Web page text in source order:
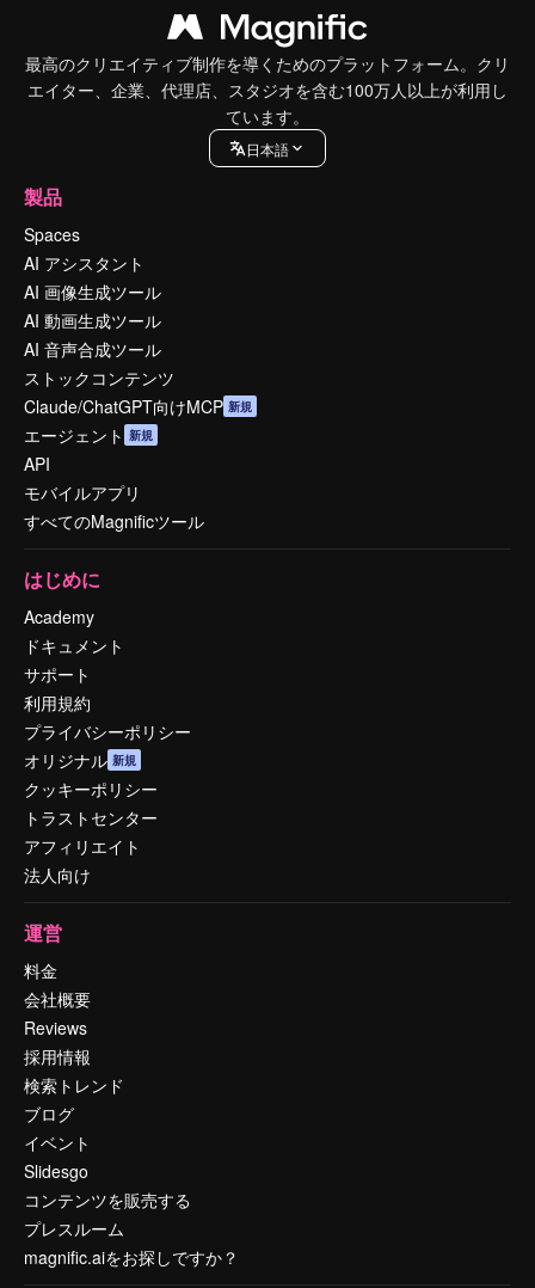
最高のクリエイティブ制作を導くためのプラットフォーム。クリ
エイター、企業、代理店、スタジオを含む100万人以上が利用し
ています。
日本語
製品
Spaces
AI アシスタント
AI 画像生成ツール
AI 動画生成ツール
AI 音声合成ツール
ストックコンテンツ
Claude/ChatGPT向けMCP 新規
エージェント 新規
API
モバイルアプリ
すべてのMagnificツール
はじめに
Academy
ドキュメント
サポート
利用規約
プライバシーポリシー
オリジナル 新規
クッキーポリシー
トラストセンター
アフィリエイト
法人向け
運営
料金
会社概要
Reviews
採用情報
検索トレンド
ブログ
イベント
Slidesgo
コンテンツを販売する
プレスルーム
magnific.aiをお探しですか？